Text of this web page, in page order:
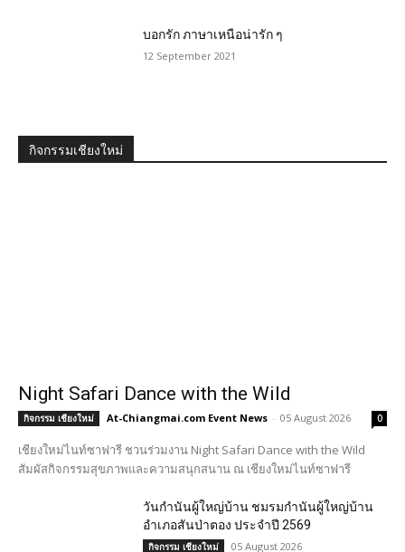
บอกรัก ภาษาเหนือน่ารัก ๆ
12 September 2021
กิจกรรมเชียงใหม่
Night Safari Dance with the Wild
กิจกรรม เชียงใหม่ At-Chiangmai.com Event News - 05 August 2026 0
เชียงใหม่ไนท์ซาฟารี ชวนร่วมงาน Night Safari Dance with the Wild
สัมผัสกิจกรรมสุขภาพและความสนุกสนาน ณ เชียงใหม่ไนท์ซาฟารี
วันกำนันผู้ใหญ่บ้าน ชมรมกำนันผู้ใหญ่บ้าน
อำเภอสันป่าตอง ประจำปี 2569
กิจกรรม เชียงใหม่ 05 August 2026